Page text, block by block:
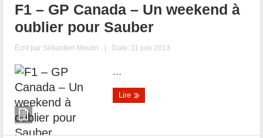
F1 – GP Canada – Un weekend à
oublier pour Sauber
Écrit par Sébastien Moulin | Date: 11 juin 2013
...
Lire